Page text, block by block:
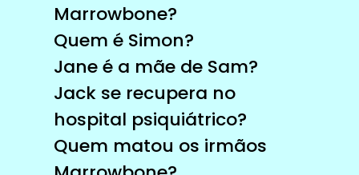
Marrowbone?
Quem é Simon?
Jane é a mãe de Sam?
Jack se recupera no
hospital psiquiátrico?
Quem matou os irmãos